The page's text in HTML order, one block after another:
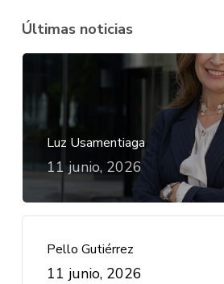
Últimas noticias
Luz Usamentiaga
11 junio, 2026
Pello Gutiérrez
11 junio, 2026